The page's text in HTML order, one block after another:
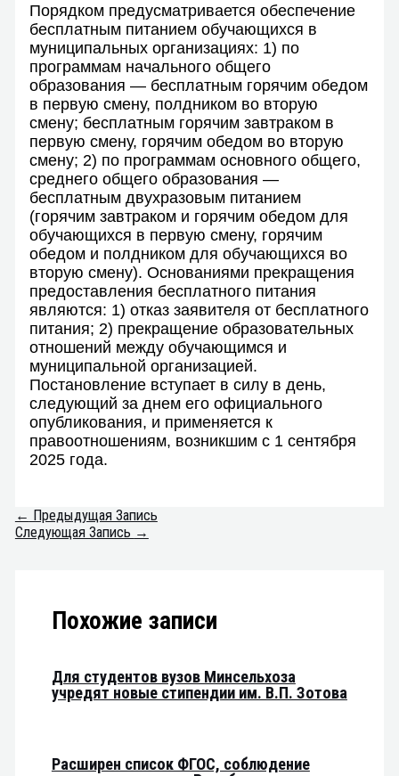
Порядком предусматривается обеспечение
бесплатным питанием обучающихся в
муниципальных организациях: 1) по
программам начального общего
образования — бесплатным горячим обедом
в первую смену, полдником во вторую
смену; бесплатным горячим завтраком в
первую смену, горячим обедом во вторую
смену; 2) по программам основного общего,
среднего общего образования —
бесплатным двухразовым питанием
(горячим завтраком и горячим обедом для
обучающихся в первую смену, горячим
обедом и полдником для обучающихся во
вторую смену). Основаниями прекращения
предоставления бесплатного питания
являются: 1) отказ заявителя от бесплатного
питания; 2) прекращение образовательных
отношений между обучающимся и
муниципальной организацией.
Постановление вступает в силу в день,
следующий за днем его официального
опубликования, и применяется к
правоотношениям, возникшим с 1 сентября
2025 года.
← Предыдущая Запись
Следующая Запись →
Похожие записи
Для студентов вузов Минсельхоза
учредят новые стипендии им. В.П. Зотова
Расширен список ФГОС, соблюдение